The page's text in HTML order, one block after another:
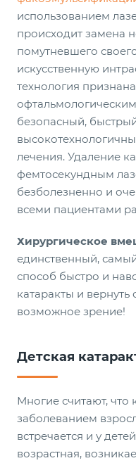
использованием
происходит замена
помутневшего
искусственную
технология
безопасный,
лечения. Удаление
фемтосекундным
безболезненно и
всеми пациентами
Хирургическое
единственный,
способ быстро и
катаракты и
возможное зрение!
Детская
Многие считают, что
заболеванием
встречается и у
возрастная,